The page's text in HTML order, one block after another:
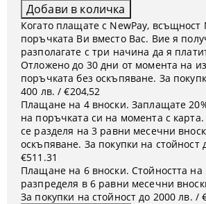
Когато плащате с NewPay, всъщност
поръчката Ви вместо Вас. Вие я
разполагате с три начина да я
Отложено до 30 дни от момента на
поръчката без оскъпяване. За
400 лв. / €204,52
Плащане на 4 вноски. Заплащате
на поръчката си на момента с
се разделя на 3 равни месечни
оскъпяване. За покупки на стойност
€511.31
Плащане на 6 вноски. Стойността на
разпределя в 6 равни месечни
За покупки на стойност до 2000 лв. /